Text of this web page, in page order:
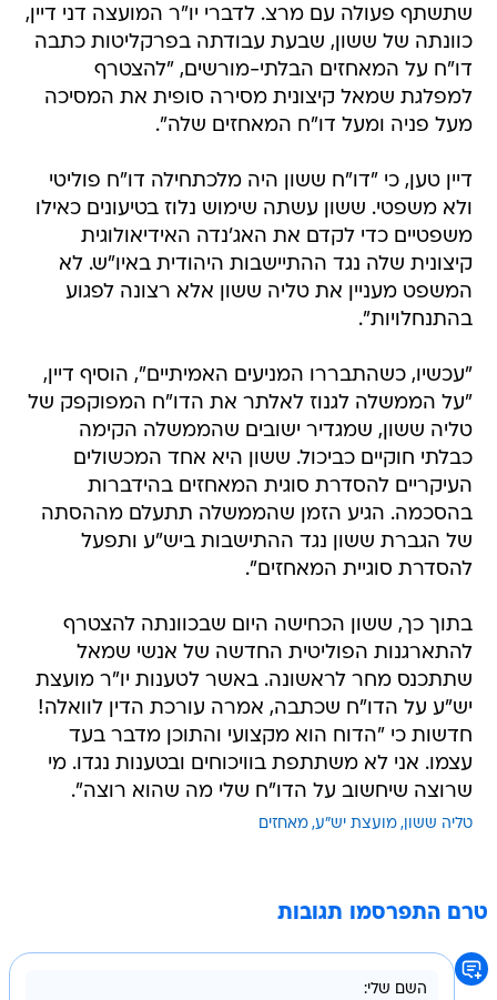
שתשתף פעולה עם מרצ. לדברי יו"ר המועצה דני דיין,
כוונתה של ששון, שבעת עבודתה בפרקליטות כתבה
דו"ח על המאחזים הבלתי-מורשים, "להצטרף
למפלגת שמאל קיצונית מסירה סופית את המסיכה
מעל פניה ומעל דו"ח המאחזים שלה".
דיין טען, כי "דו"ח ששון היה מלכתחילה דו"ח פוליטי
ולא משפטי. ששון עשתה שימוש נלוז בטיעונים כאילו
משפטיים כדי לקדם את האג'נדה האידיאולוגית
קיצונית שלה נגד ההתיישבות היהודית באיו"ש. לא
המשפט מעניין את טליה ששון אלא רצונה לפגוע
בהתנחלויות".
"עכשיו, כשהתבררו המניעים האמיתיים", הוסיף דיין,
"על הממשלה לגנוז לאלתר את הדו"ח המפוקפק של
טליה ששון, שמגדיר ישובים שהממשלה הקימה
כבלתי חוקיים כביכול. ששון היא אחד המכשולים
העיקריים להסדרת סוגית המאחזים בהידברות
בהסכמה. הגיע הזמן שהממשלה תתעלם מההסתה
של הגברת ששון נגד ההתישבות ביש"ע ותפעל
להסדרת סוגיית המאחזים".
בתוך כך, ששון הכחישה היום שבכוונתה להצטרף
להתארגנות הפוליטית החדשה של אנשי שמאל
שתתכנס מחר לראשונה. באשר לטענות יו"ר מועצת
יש"ע על הדו"ח שכתבה, אמרה עורכת הדין לוואלה!
חדשות כי "הדוח הוא מקצועי והתוכן מדבר בעד
עצמו. אני לא משתתפת בוויכוחים ובטענות נגדו. מי
שרוצה שיחשוב על הדו"ח שלי מה שהוא רוצה".
טליה ששון מועצת יש"ע מאחזים
טרם התפרסמו תגובות